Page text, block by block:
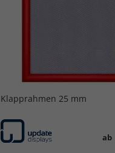
Klapprahmen 25 mm
ab